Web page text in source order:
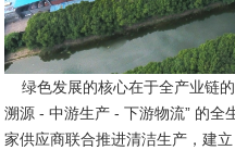
绿色发展的核心在于全产业链的
溯源 - 中游生产 - 下游物流” 的全
家供应商联合推进清洁生产，建